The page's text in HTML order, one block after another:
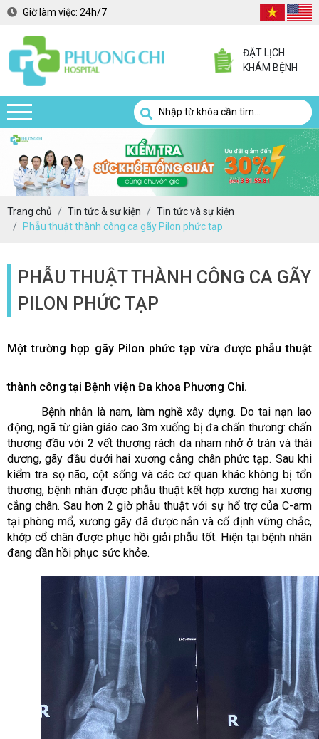
Giờ làm việc: 24h/7
ĐẶT LỊCH
KHÁM BỆNH
Trang chủ Tin tức & sự kiện
Tin tức và sự kiện
Phẫu thuật thành công ca gãy Pilon phức tạp
PHẪU THUẬT THÀNH CÔNG CA GÃY
PILON PHỨC TẠP
Một trường hợp gãy Pilon phức tạp vừa được phẫu thuật
thành công tại Bệnh viện Đa khoa Phương Chi.
Bệnh nhân là nam, làm nghề xây dựng. Do tai nạn lao
động, ngã từ giàn giáo cao 3m xuống bị đa chấn thương: chấn
thương đầu với 2 vết thương rách da nham nhở ở trán và thái
dương, gãy đầu dưới hai xương cẳng chân phức tạp. Sau khi
kiểm tra sọ não, cột sống và các cơ quan khác không bị tổn
thương, bệnh nhân được phẫu thuật kết hợp xương hai xương
cẳng chân. Sau hơn 2 giờ phẫu thuật với sự hổ trợ của C-arm
tại phòng mổ, xương gãy đã được nắn và cố định vững chắc,
khớp cổ chân được phục hồi giải phẫu tốt. Hiện tại bệnh nhân
đang dần hồi phục sức khỏe.